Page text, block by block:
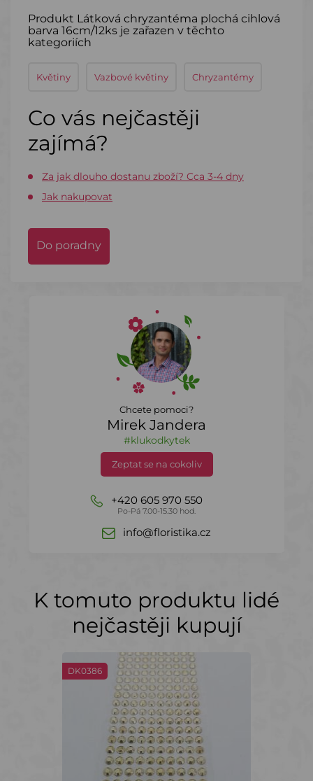
Produkt Látková chryzantéma plochá cihlová
barva 16cm/12ks je zařazen v těchto
kategoriích
Květiny Vazbové květiny Chryzantémy
Co vás nejčastěji
zajímá?
Za jak dlouho dostanu zboží? Cca 3-4 dny
Jak nakupovat
Do poradny
Chcete pomoci?
Mirek Jandera
#klukodkytek
Zeptat se na cokoliv
+420 605 970 550
Po-Pá 7.00-15.30 hod.
info@floristika.cz
K tomuto produktu lidé
nejčastěji kupují
DK0386